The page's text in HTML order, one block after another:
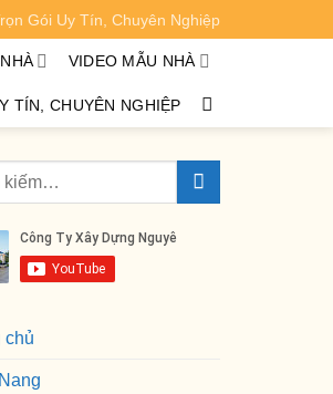
Gói Uy Tín, Chuyên Nghiệp
VIDEO MẪU NHÀ
TÍN, CHUYÊN NGHIỆP
chủ
XEM CHI TIẾT